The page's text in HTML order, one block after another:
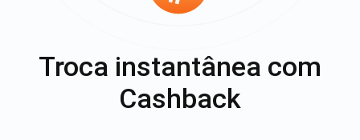
Troca instantânea com
Cashback